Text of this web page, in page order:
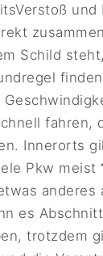
und
Schild
fahren,
Innerorts
Pkw meist
anderes
es
trotzdem